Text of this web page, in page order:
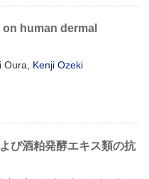
human dermal
Oura, Kenji Ozeki
び酒粕発酵エキス類の抗